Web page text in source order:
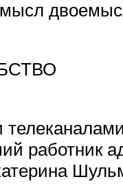
работник